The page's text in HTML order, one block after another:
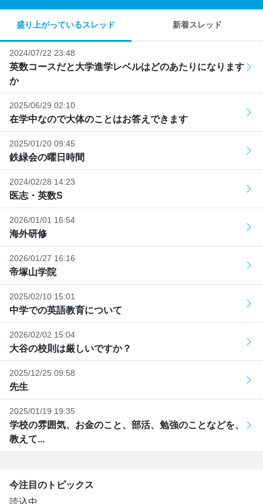
盛り上がっているスレッド 新着スレッド
2024/07/22 23:48
英数コースだと大学進学レベルはどのあたりになります
か
2025/06/29 02:10
在学中なので大体のことはお答えできます
2025/01/20 09:45
鉄緑会の曜日時間
2024/02/28 14:23
医志・英数S
2026/01/01 16:54
海外研修
2026/01/27 16:16
帝塚山学院
2025/02/10 15:01
中学での英語教育について
2026/02/02 15:04
大谷の校則は厳しいですか？
2025/12/25 09:58
先生
2025/01/19 19:35
学校の雰囲気、お金のこと、部活、勉強のことなどを、
教えて...
今注目のトピックス
読込中